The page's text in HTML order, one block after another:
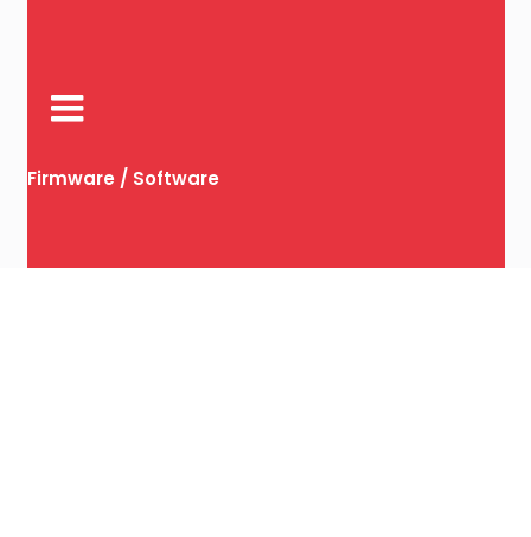
Firmware / Software